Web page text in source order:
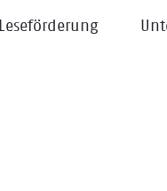
Leseförderung